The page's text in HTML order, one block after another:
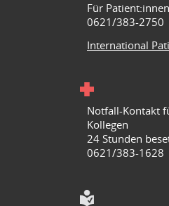
Für Patient:innen
0621/383-2750
International
Notfall-Kontakt
Kollegen
24 Stunden
0621/383-1628